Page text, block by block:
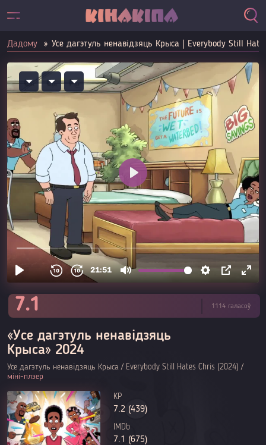
Дадому Усе дагэтуль ненавідзяць Крыса | Everybody Still
«Усе дагэтуль ненавідзяць
Крыса» 2024
Усе дагэтуль ненавідзяць Крыса / Everybody Still Hates Chris (2024) /
міні-плэер
7.1 1114 галасоў
KP
7.2 (439)
IMDb
7.1 (675)